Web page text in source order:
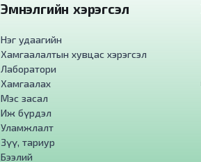
Эмнэлгийн хэрэгсэл
Нэг удаагийн
Хамгаалалтын хувцас хэрэгсэл
Лаборатори
Хамгаалах
Мэс засал
Иж бүрдэл
Уламжлалт
Зүү, тариур
Бээлий